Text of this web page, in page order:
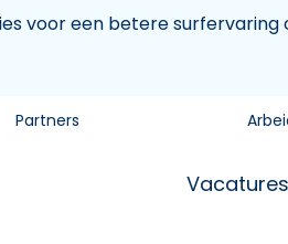
voor een betere surfervaring
Partners
Vacatures